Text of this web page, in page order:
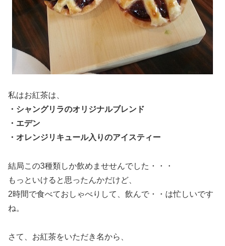
私はお紅茶は、
・シャングリラのオリジナルブレンド
・エデン
・オレンジリキュール入りのアイスティー
結局この3種類しか飲めませせんでした・・・
もっといけると思ったんかだけど、
2時間で食べておしゃべりして、飲んで・・は忙しいです
ね。
さて、お紅茶をいただき名から、